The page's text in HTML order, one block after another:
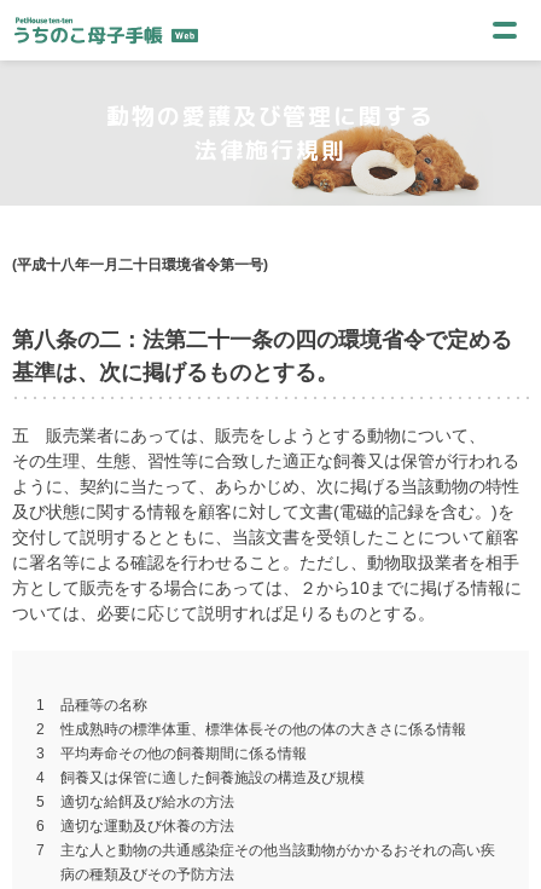
動物の愛護及び管理に関する
法律施行規則
(平成十八年一月二十日環境省令第一号)
第八条の二：法第二十一条の四の環境省令で定める
基準は、次に掲げるものとする。
五 販売業者にあっては、販売をしようとする動物について、
その生理、生態、習性等に合致した適正な飼養又は保管が行われる
ように、契約に当たって、あらかじめ、次に掲げる当該動物の特性
及び状態に関する情報を顧客に対して文書(電磁的記録を含む。)を
交付して説明するとともに、当該文書を受領したことについて顧客
に署名等による確認を行わせること。ただし、動物取扱業者を相手
方として販売をする場合にあっては、２から10までに掲げる情報に
ついては、必要に応じて説明すれば足りるものとする。
1
品種等の名称
2
性成熟時の標準体重、標準体長その他の体の大きさに係る情報
3
平均寿命その他の飼養期間に係る情報
4
飼養又は保管に適した飼養施設の構造及び規模
5
適切な給餌及び給水の方法
6
適切な運動及び休養の方法
7
主な人と動物の共通感染症その他当該動物がかかるおそれの高い疾
病の種類及びその予防方法